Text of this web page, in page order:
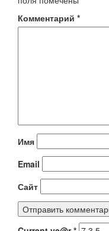
Комментарий *
Имя
Email
Сайт